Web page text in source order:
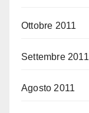
Ottobre 2011
Settembre 2011
Agosto 2011